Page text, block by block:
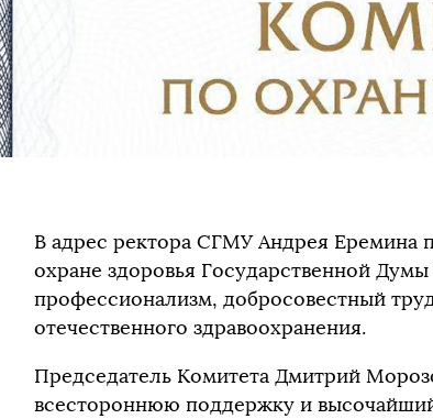
В адрес ректора СГМУ Андрея Еремина
охране здоровья Государственной
профессионализм, добросовестный
отечественного здравоохранения.
Председатель Комитета Дмитрий
всестороннюю поддержку и